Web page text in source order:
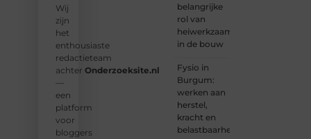
Wij
zijn
het
enthousiaste
redactieteam
achter Onderzoeksite.nl
—
een
platform
voor
bloggers
belangrijke
rol van
heiwerkzaamheden
in de bouw
Fysio in
Burgum:
werken aan
herstel,
kracht en
belastbaarheid